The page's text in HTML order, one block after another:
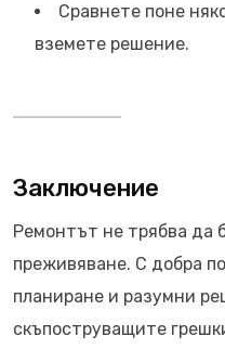
Сравнете поне
вземете решение.
Заключение
Ремонтът не трябва да
преживяване. С добра
планиране и разумни
скъпоструващите